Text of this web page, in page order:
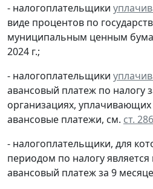
- налогоплательщики
виде процентов по
муниципальным ценным
2024 г.;
- налогоплательщики
авансовый платеж по налогу
организациях,
авансовые платежи, см. ст. 286
- налогоплательщики, для
периодом по налогу является
авансовый платеж за 9